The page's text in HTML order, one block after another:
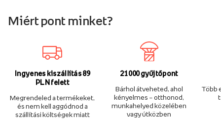
Miért pont minket?
Ingyenes kiszállítás 89
PLN felett
Megrendeled a termékeket,
és nem kell aggódnod a
szállítási költségek miatt
21 000 gyűjtőpont
Bárhol átveheted, ahol
kényelmes – otthonod,
munkahelyed közelében
vagy útközben
Több